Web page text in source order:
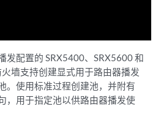
发配置的 SRX5400、SRX5600 和
墙支持创建显式用于路由器播发
。使用标准过程创建池，并附有
，用于指定池以供路由器播发使